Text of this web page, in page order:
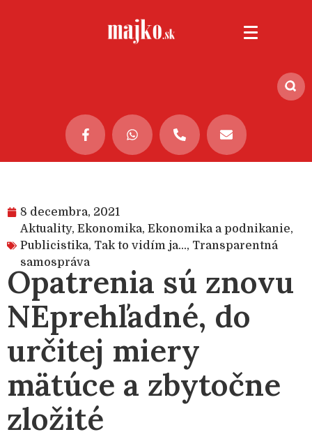
8 decembra, 2021
Aktuality, Ekonomika, Ekonomika a podnikanie,
Publicistika, Tak to vidím ja..., Transparentná
samospráva
Opatrenia sú znovu
NEprehľadné, do
určitej miery
mätúce a zbytočne
zložité